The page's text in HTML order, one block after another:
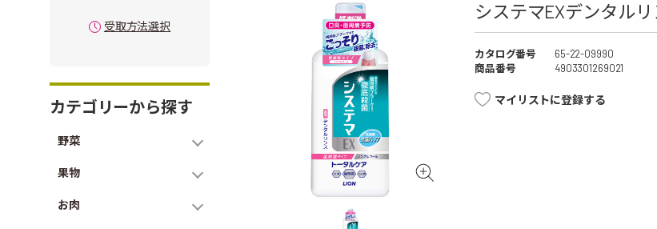
受取方法選択
カテゴリーから探す
野菜
果物
お肉
システマEXデンタル
カタログ番号
65-22-09990
商品番号
4903301269021
マイリストに登録する